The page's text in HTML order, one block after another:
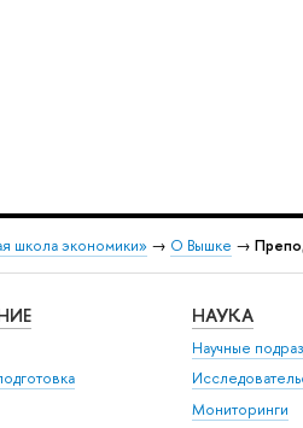
школа экономики» → О Вышке →
НАУКА
Научные
Мониторинги